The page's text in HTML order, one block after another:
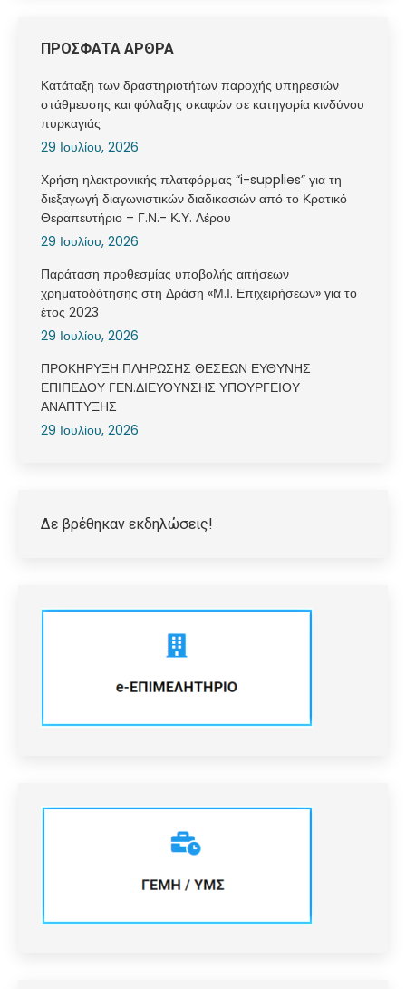
ΠΡΟΣΦΑΤΑ ΑΡΘΡΑ
Κατάταξη των δραστηριοτήτων παροχής υπηρεσιών
στάθμευσης και φύλαξης σκαφών σε κατηγορία κινδύνου
πυρκαγιάς
29 Ιουλίου, 2026
Χρήση ηλεκτρονικής πλατφόρμας “i-supplies” για τη
διεξαγωγή διαγωνιστικών διαδικασιών από το Κρατικό
Θεραπευτήριο – Γ.Ν.- Κ.Υ. Λέρου
29 Ιουλίου, 2026
Παράταση προθεσμίας υποβολής αιτήσεων
χρηματοδότησης στη Δράση «Μ.Ι. Επιχειρήσεων» για το
έτος 2023
29 Ιουλίου, 2026
ΠΡΟΚΗΡΥΞΗ ΠΛΗΡΩΣΗΣ ΘΕΣΕΩΝ ΕΥΘΥΝΗΣ
ΕΠΙΠΕΔΟΥ ΓΕΝ.ΔΙΕΥΘΥΝΣΗΣ ΥΠΟΥΡΓΕΙΟΥ
ΑΝΑΠΤΥΞΗΣ
29 Ιουλίου, 2026
Δε βρέθηκαν εκδηλώσεις!